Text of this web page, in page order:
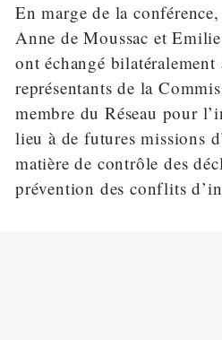
En marge de la
Anne de Moussac et
ont échangé
représentants de la
membre du Réseau pour
lieu à de futures missions
matière de contrôle des
prévention des conflits